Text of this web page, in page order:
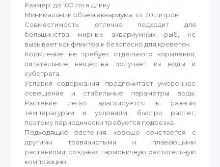
Размер: до 100 см в длину
Минимальный объём аквариума: от 30 литров
Совместимость: отлично подходит для
большинства мирных аквариумных рыб, не
вызывает конфликтов и безопасно для креветок.
Кормление: не требует отдельного кормления,
питательные вещества получает из воды и
субстрата.
Условия содержания: предпочитает умеренное
освещение и стабильные параметры воды.
Растение легко адаптируется к разным
температурам и условиям, быстро растёт,
поэтому периодически требуется подрезка.
Подходящие растения: хорошо сочетается с
другими травянистыми и плавающими
растениями, создавая гармоничную растительную
композицию.